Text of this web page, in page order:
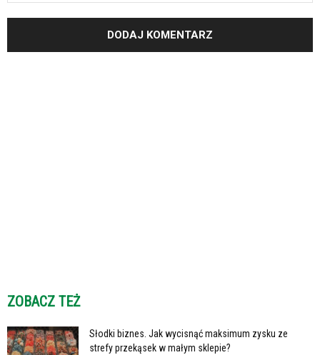
ZOBACZ TEŻ
Słodki biznes. Jak wycisnąć maksimum zysku ze
strefy przekąsek w małym sklepie?